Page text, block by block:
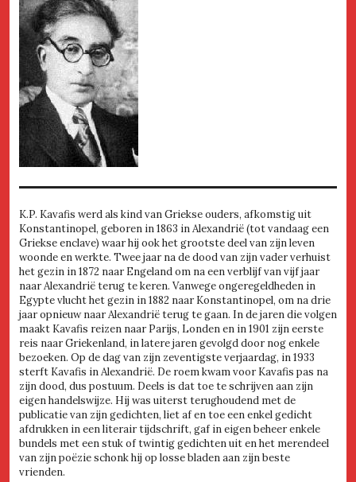
K.P. Kavafis werd als kind van Griekse ouders, afkomstig uit
Konstantinopel, geboren in 1863 in Alexandrië (tot vandaag een
Griekse enclave) waar hij ook het grootste deel van zijn leven
woonde en werkte. Twee jaar na de dood van zijn vader verhuist
het gezin in 1872 naar Engeland om na een verblijf van vijf jaar
naar Alexandrië terug te keren. Vanwege ongeregeldheden in
Egypte vlucht het gezin in 1882 naar Konstantinopel, om na drie
jaar opnieuw naar Alexandrië terug te gaan. In de jaren die volgen
maakt Kavafis reizen naar Parijs, Londen en in 1901 zijn eerste
reis naar Griekenland, in latere jaren gevolgd door nog enkele
bezoeken. Op de dag van zijn zeventigste verjaardag, in 1933
sterft Kavafis in Alexandrië. De roem kwam voor Kavafis pas na
zijn dood, dus postuum. Deels is dat toe te schrijven aan zijn
eigen handelswijze. Hij was uiterst terughoudend met de
publicatie van zijn gedichten, liet af en toe een enkel gedicht
afdrukken in een literair tijdschrift, gaf in eigen beheer enkele
bundels met een stuk of twintig gedichten uit en het merendeel
van zijn poëzie schonk hij op losse bladen aan zijn beste
vrienden.